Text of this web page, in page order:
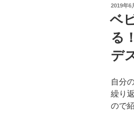
投
日:
2019年6
ベ
る
デ
自分
繰り
ので